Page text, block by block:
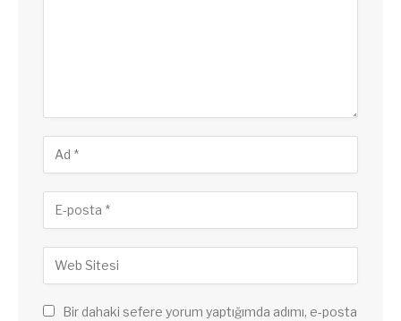
Bir dahaki sefere yorum yaptığımda adımı, e-posta